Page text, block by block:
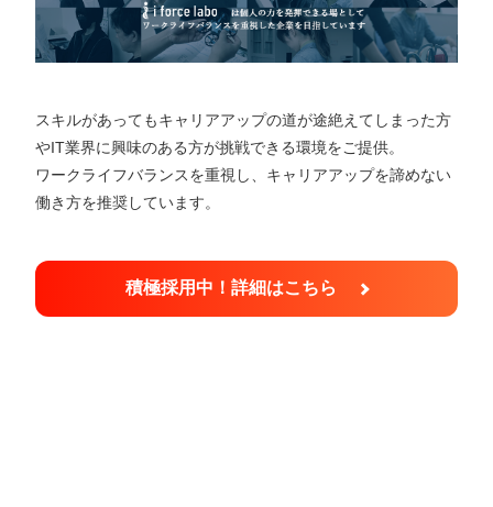
スキルがあってもキャリアアップの道が途絶えてしまった方
やIT業界に興味のある方が挑戦できる環境をご提供。
ワークライフバランスを重視し、キャリアアップを諦めない
働き方を推奨しています。
積極採用中！詳細はこちら